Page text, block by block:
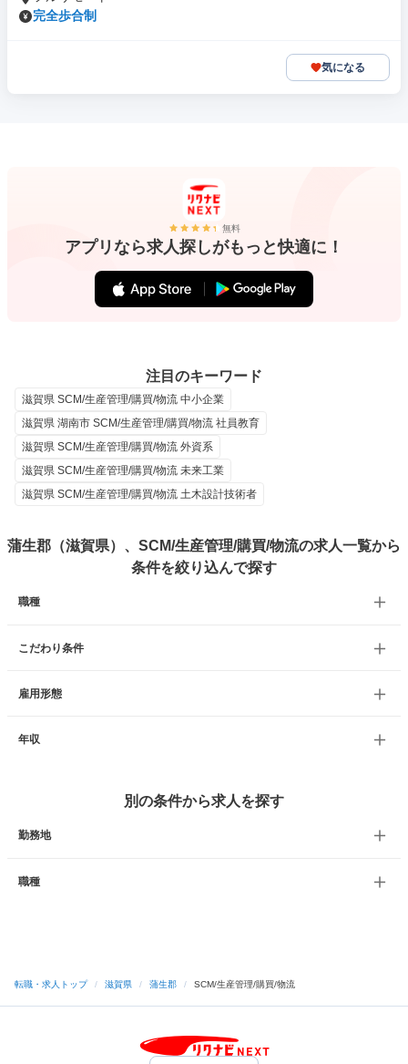
完全歩合制
気になる
無料
アプリなら求人探しがもっと快適に！
注目のキーワード
滋賀県 SCM/生産管理/購買/物流 中小企業
滋賀県 湖南市 SCM/生産管理/購買/物流 社員教育
滋賀県 SCM/生産管理/購買/物流 外資系
滋賀県 SCM/生産管理/購買/物流 未来工業
滋賀県 SCM/生産管理/購買/物流 土木設計技術者
蒲生郡（滋賀県）、SCM/生産管理/購買/物流の求人一覧から
条件を絞り込んで探す
職種
こだわり条件
雇用形態
年収
別の条件から求人を探す
勤務地
職種
転職・求人トップ / 滋賀県 / 蒲生郡 / SCM/生産管理/購買/物流